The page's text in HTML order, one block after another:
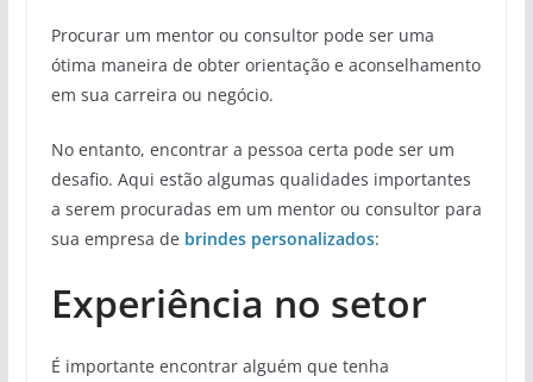
Procurar um mentor ou consultor pode ser uma
ótima maneira de obter orientação e aconselhamento
em sua carreira ou negócio.
No entanto, encontrar a pessoa certa pode ser um
desafio. Aqui estão algumas qualidades importantes
a serem procuradas em um mentor ou consultor para
sua empresa de brindes personalizados:
Experiência no setor
É importante encontrar alguém que tenha